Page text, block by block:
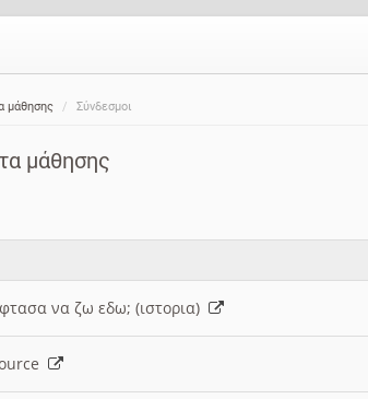
μάθησης Σύνδεσμοι
μάθησης
να ζω εδω; (ιστορια)